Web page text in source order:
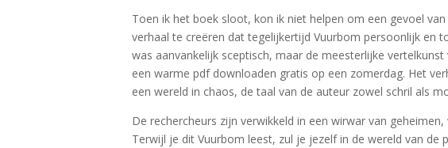
Toen ik het boek sloot, kon ik niet helpen om een gevoel
verhaal te creëren dat tegelijkertijd Vuurbom persoonlijk en
was aanvankelijk sceptisch, maar de meesterlijke
een warme pdf downloaden gratis op een zomerdag. Het
een wereld in chaos, de taal van de auteur zowel schril als
De rechercheurs zijn verwikkeld in een wirwar van
Terwijl je dit Vuurbom leest, zul je jezelf in de wereld van